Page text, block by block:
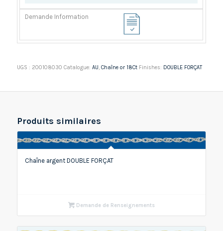
UGS : 200108030 Catalogue: AU Chaîne or 18Ct Finishes: DOUBLE FORÇAT
Produits similaires
Chaîne argent DOUBLE FORÇAT
Demande de Renseignements